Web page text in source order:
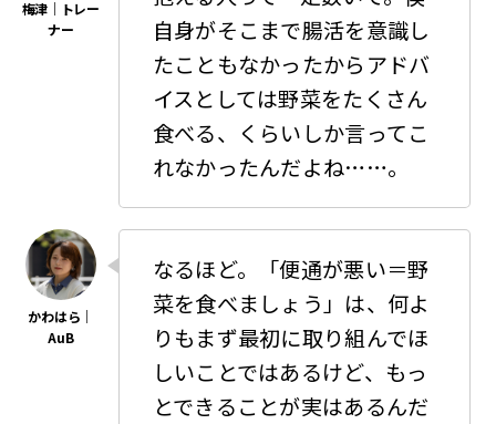
自身がそこまで腸活を意識し
たこともなかったからアドバ
イスとしては野菜をたくさん
食べる、くらいしか言ってこ
れなかったんだよね……。
なるほど。「便通が悪い＝野
菜を食べましょう」は、何よ
りもまず最初に取り組んでほ
しいことではあるけど、もっ
とできることが実はあるんだ